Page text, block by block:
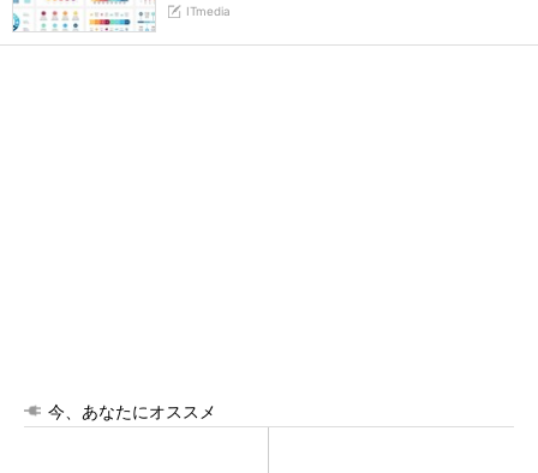
ITmedia
今、あなたにオススメ